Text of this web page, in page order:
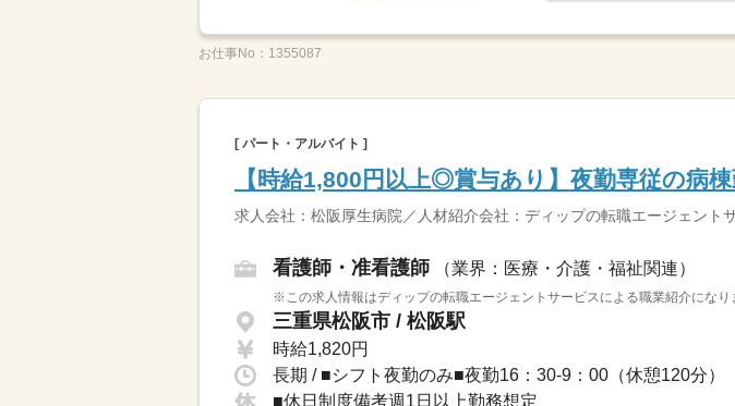
お仕事No： 1355087
[ パート・アルバイト ]
【時給1,800円以上◎賞与あり】夜勤専従の病
求人会社：松阪厚生病院／人材紹介会社：ディップの転職エージェント
看護師・准看護師 （業界：医療・介護・福祉関連）
※この求人情報はディップの転職エージェントサービスによる職業紹介にな
三重県松阪市 / 松阪駅
時給1,820円
長期 / ■シフト夜勤のみ■夜勤16：30-9：00（休憩120分）
■休日制度備考週1日以上勤務想定